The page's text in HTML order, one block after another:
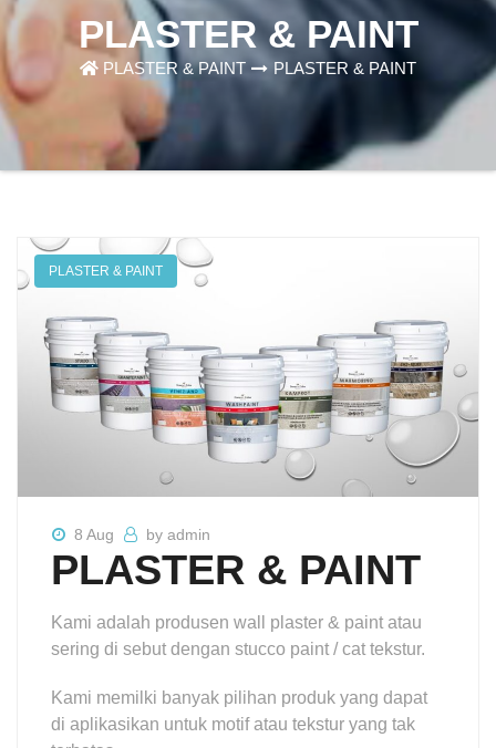
PLASTER & PAINT
PLASTER & PAINT PLASTER & PAINT
PLASTER & PAINT
8 Aug by admin
PLASTER & PAINT
Kami adalah produsen wall plaster & paint atau
sering di sebut dengan stucco paint / cat tekstur.
Kami memilki banyak pilihan produk yang dapat
di aplikasikan untuk motif atau tekstur yang tak